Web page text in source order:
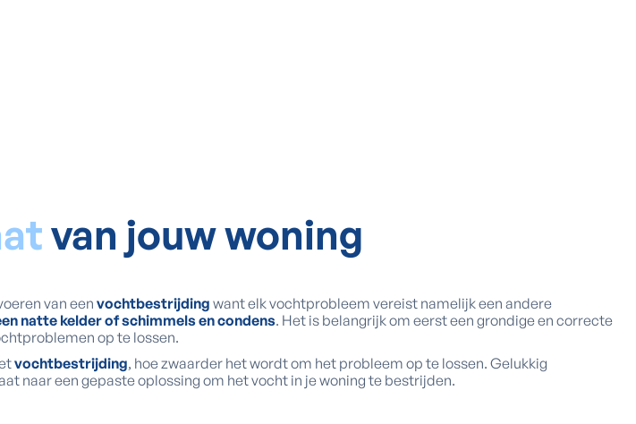
van jouw woning
van een vochtbestrijding want elk vochtprobleem vereist namelijk een andere
natte kelder of schimmels en condens. Het is belangrijk om eerst een grondige en correcte
op te lossen.
vochtbestrijding, hoe zwaarder het wordt om het probleem op te lossen. Gelukkig
naar een gepaste oplossing om het vocht in je woning te bestrijden.